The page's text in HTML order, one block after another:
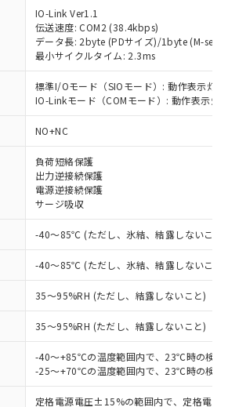
IO-Link Ver1.1
伝送速度: COM2 (38.4kbps)
データ長: 2byte (PDサイズ)/1byte (M-
最小サイクルタイム: 2.3ms
標準I/Oモード（SIOモード）: 動作表示灯(
IO-Linkモード（COMモード）: 動作表示
NO+NC
負荷短絡保護
出力逆接続保護
電源逆接続保護
サージ吸収
-40～85℃ (ただし、氷結、結露しないこと)
-40～85℃ (ただし、氷結、結露しないこと)
35～95%RH (ただし、結露しないこと)
35～95%RH (ただし、結露しないこと)
-40～+85℃の温度範囲内で、23℃時の検
-25～+70℃の温度範囲内で、23℃時の検
定格電源電圧±15%の範囲内で、定格電
件
お読みいただき、同意のうえ
い。
ビスは、当社制御機器事業取扱
当社在庫状況および標準価格
を提供させていただくもので
御機器事業取扱商品の中には、
ビスの対象外となる商品もある
：EU RoHS指令（10物質）の
した製品が提供可能な商品で
RoHS指令（10物質）の非含
製品に切り替える予定のある
：EU RoHS指令（10物質）の
応の商品で、対応品を出す予
：EU RoHS指令（10物質）の
状況を調査中または確認中の
イセンス料など無形物で、有
関係のない商品です。
情により、非含有部品として
含有品と判明した場合などや
表
質材料含有率が中国RoHSの
あることを示します。
均質材料含有率が中国RoHSの
ていることを示します。